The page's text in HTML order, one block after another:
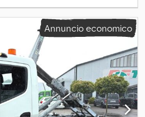
Annuncio economico